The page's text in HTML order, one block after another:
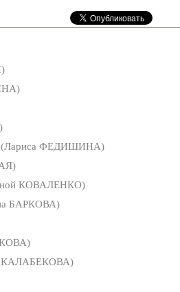
(Лариса ФЕДИШИНА)
КОВАЛЕНКО)
БАРКОВА)
КАЛАБЕКОВА)